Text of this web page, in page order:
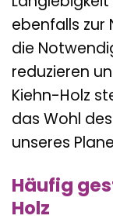
ebenfalls zur
die
reduzieren
Kiehn-Holz
das Wohl
unseres
Häufig
Holz